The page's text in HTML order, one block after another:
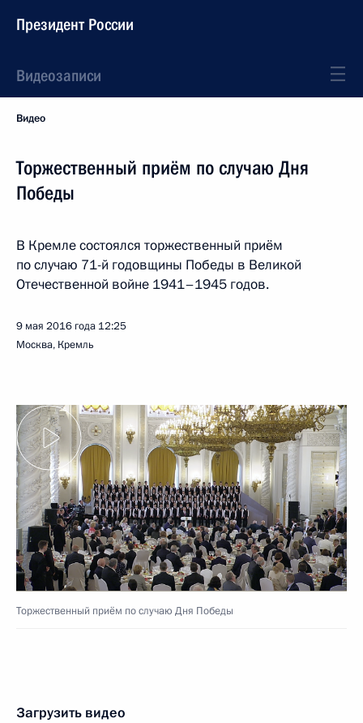
Президент России
Видеозаписи
Видео
Торжественный приём по случаю Дня
Победы
В Кремле состоялся торжественный приём
по случаю 71-й годовщины Победы в Великой
Отечественной войне 1941–1945 годов.
9 мая 2016 года 12:25
Москва, Кремль
Торжественный приём по случаю Дня Победы
Загрузить видео